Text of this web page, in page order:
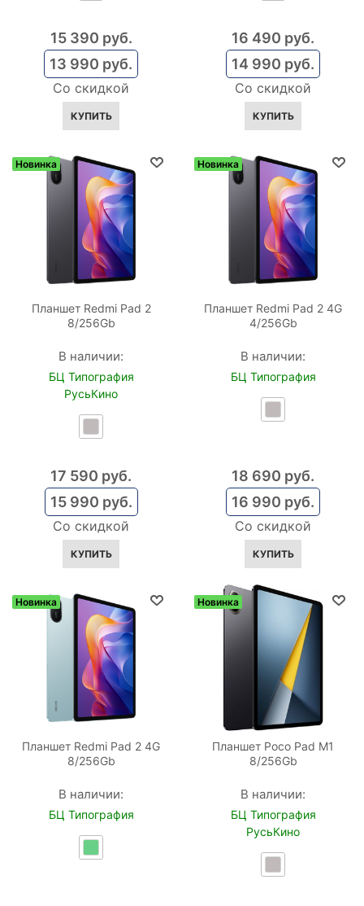
13 990 руб.
Со скидкой
15 390 руб.
КУПИТЬ
14 990 руб.
Со скидкой
16 490 руб.
КУПИТЬ
Новинка
Планшет Redmi Pad 2
8/256Gb
В наличии:
БЦ Типография
РусьКино
15 990 руб.
Со скидкой
17 590 руб.
КУПИТЬ
Новинка
Планшет Redmi Pad 2 4G
4/256Gb
В наличии:
БЦ Типография
16 990 руб.
Со скидкой
18 690 руб.
КУПИТЬ
Новинка
Планшет Redmi Pad 2 4G
8/256Gb
В наличии:
БЦ Типография
Новинка
Планшет Poco Pad M1
8/256Gb
В наличии:
БЦ Типография
РусьКино